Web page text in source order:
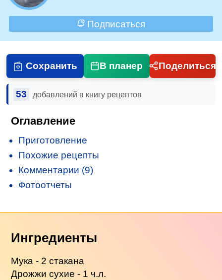
Подписаться
Сохранить В планер Поделиться
53 добавлений в книгу рецептов
Оглавление
Приготовление
Похожие рецепты
Комментарии (9)
Фотоотчеты
Ингредиенты
Мука - 2 стакана
Дрожжи сухие - 1 ч.л.